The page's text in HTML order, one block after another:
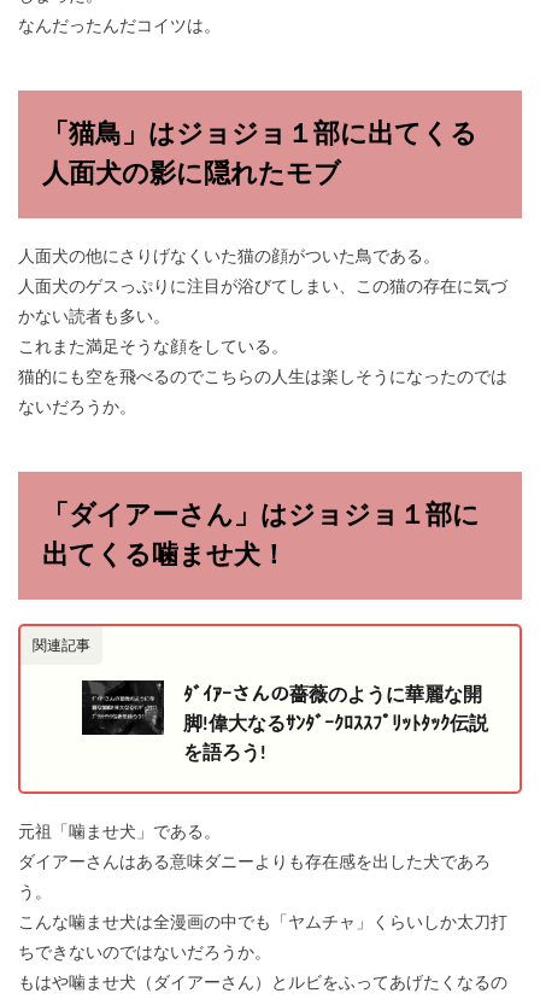
なんだったんだコイツは。
「猫鳥」はジョジョ１部に出てくる
人面犬の影に隠れたモブ
人面犬の他にさりげなくいた猫の顔がついた鳥である。
人面犬のゲスっぷりに注目が浴びてしまい、この猫の存在に気づ
かない読者も多い。
これまた満足そうな顔をしている。
猫的にも空を飛べるのでこちらの人生は楽しそうになったのでは
ないだろうか。
「ダイアーさん」はジョジョ１部に
出てくる噛ませ犬！
関連記事
ﾀﾞｲｱｰさんの薔薇のように華麗な開
脚!偉大なるｻﾝﾀﾞｰｸﾛｽｽﾌﾟﾘｯﾄﾀｯｸ伝説
を語ろう!
元祖「噛ませ犬」である。
ダイアーさんはある意味ダニーよりも存在感を出した犬であろ
う。
こんな噛ませ犬は全漫画の中でも「ヤムチャ」くらいしか太刀打
ちできないのではないだろうか。
もはや噛ませ犬（ダイアーさん）とルビをふってあげたくなるの